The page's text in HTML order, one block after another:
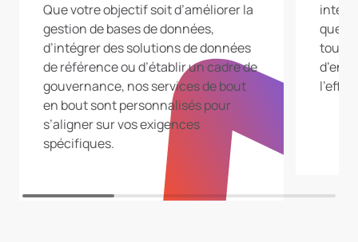
Que votre objectif soit d’améliorer la
gestion de bases de données,
d’intégrer des solutions de données
de référence ou d’établir un cadre de
gouvernance, nos services de bout
en bout sont personnalisés pour
s’aligner sur vos exigences
spécifiques.
que
tout